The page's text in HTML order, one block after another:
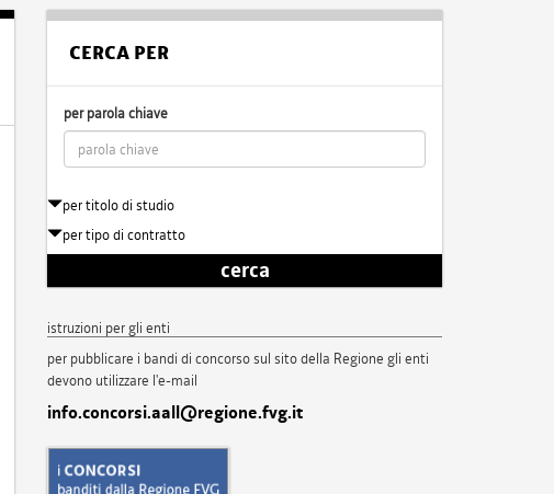
CERCA PER
per parola chiave
per titolo di studio
per tipo di contratto
cerca
istruzioni per gli enti
per pubblicare i bandi di concorso sul sito della Regione gli enti
devono utilizzare l'e-mail
info.concorsi.aall@regione.fvg.it